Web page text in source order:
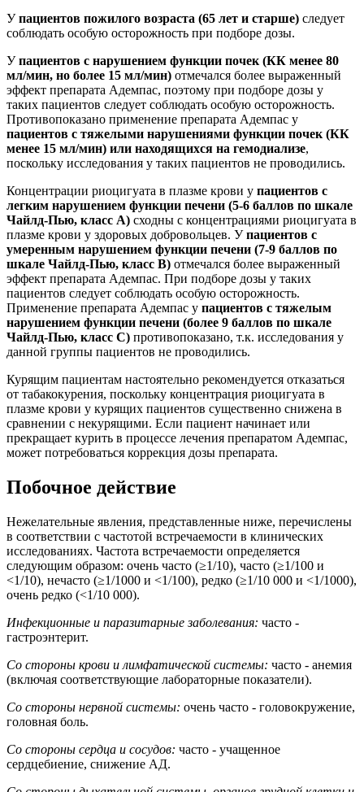
Упациентов пожилого возраста (65 лет и старше) следует
соблюдать особую осторожность при подборе дозы.
Упациентов с нарушением функции почек (КК менее 80
мл/мин, но более 15 мл/мин) отмечался более выраженный
эффект препарата Адемпас, поэтому при подборе дозы у
таких пациентов следует соблюдать особую осторожность.
Противопоказано применение препарата Адемпас у
пациентов с тяжелыми нарушениями функции почек (КК
менее 15 мл/мин) или находящихся на гемодиализе,
поскольку исследования у таких пациентов не проводились.
Концентрации риоцигуата в плазме крови у пациентов с
легким нарушением функции печени (5-6 баллов по шкале
Чайлд-Пью, класс А) сходны с концентрациями риоцигуата в
плазме крови у здоровых добровольцев. Упациентов с
умеренным нарушением функции печени (7-9 баллов по
шкале Чайлд-Пью, класс В) отмечался более выраженный
эффект препарата Адемпас. При подборе дозы у таких
пациентов следует соблюдать особую осторожность.
Применение препарата Адемпас у пациентов с тяжелым
нарушением функции печени (более 9 баллов по шкале
Чайлд-Пью, класс С) противопоказано, т.к. исследования у
данной группы пациентов не проводились.
Курящим пациентам настоятельно рекомендуется отказаться
от табакокурения, поскольку концентрация риоцигуата в
плазме крови у курящих пациентов существенно снижена в
сравнении с некурящими. Если пациент начинает или
прекращает курить в процессе лечения препаратом Адемпас,
может потребоваться коррекция дозы препарата.
Побочное действие
Нежелательные явления, представленные ниже, перечислены
в соответствии с частотой встречаемости в клинических
исследованиях. Частота встречаемости определяется
следующим образом: очень часто (≥1/10), часто (≥1/100 и
<1/10), нечасто (≥1/1000 и <1/100), редко (≥1/10 000 и <1/1000),
очень редко (<1/10 000).
Инфекционные и паразитарные заболевания: часто -
гастроэнтерит.
Со стороны крови и лимфатической системы: часто - анемия
(включая соответствующие лабораторные показатели).
Со стороны нервной системы: очень часто - головокружение,
головная боль.
Со стороны сердца и сосудов: часто - учащенное
сердцебиение, снижение АД.